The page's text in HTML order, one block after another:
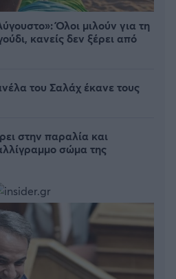
Όλοι μιλούν για τη
κανείς δεν ξέρει από
του Σαλάχ έκανε τους
στην παραλία και
σώμα της